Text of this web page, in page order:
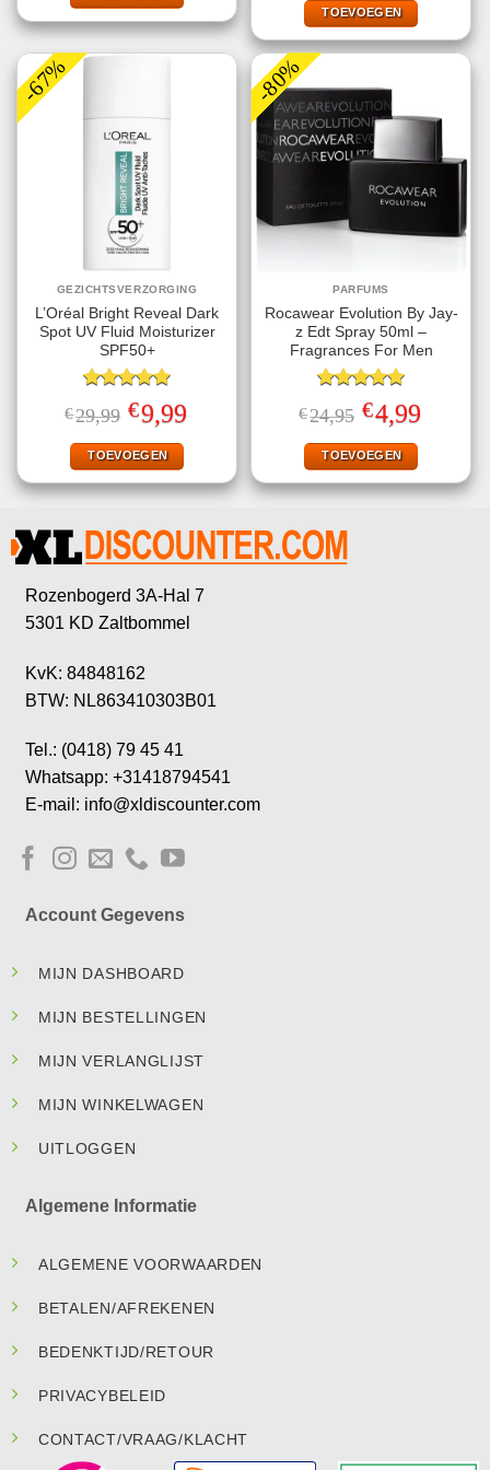
€24,99.
TOEVOEGEN
-67%
GEZICHTSVERZORGING
L’Oréal Bright Reveal Dark
Spot UV Fluid Moisturizer
SPF50+
Gewaardeerd
5.00uit 5
€29,99 Oorspronkelijke
prijs
was:
€29,99.
€9,99Huidige
prijs
TOEVOEGEN
-80%
PARFUMS
Rocawear Evolution By Jay-
z Edt Spray 50ml –
Fragrances For Men
Gewaardeerd
5.00uit 5
€24,95 Oorspronkelijke
prijs
was:
€24,95.
€4,99Huidige
prijs
TOEVOEGEN
Rozenbogerd 3A-Hal 7
5301 KD Zaltbommel
KvK: 84848162
BTW: NL863410303B01
Tel.: (0418) 79 45 41
Whatsapp: +31418794541
E-mail: info@xldiscounter.com
Account Gegevens
MIJN DASHBOARD
MIJN BESTELLINGEN
MIJN VERLANGLIJST
MIJN WINKELWAGEN
UITLOGGEN
Algemene Informatie
ALGEMENE VOORWAARDEN
BETALEN/AFREKENEN
BEDENKTIJD/RETOUR
PRIVACYBELEID
CONTACT/VRAAG/KLACHT